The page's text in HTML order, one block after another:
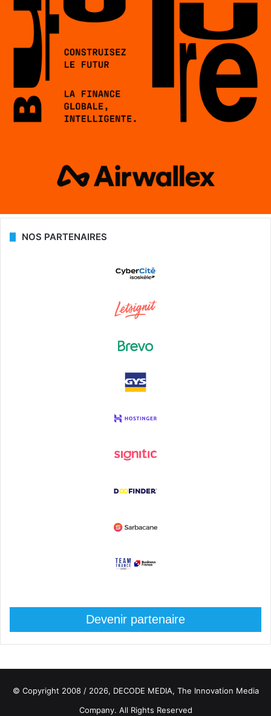
NOS PARTENAIRES
Devenir partenaire
© Copyright 2008 / 2026, DECODE MEDIA, The Innovation Media
Company. All Rights Reserved